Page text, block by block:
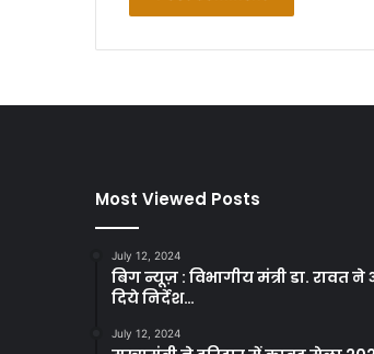
Most Viewed Posts
July 12, 2024
बिग न्यूज़ : विभागीय मंत्री डा. रावत ने
दिये निर्देश…
July 12, 2024